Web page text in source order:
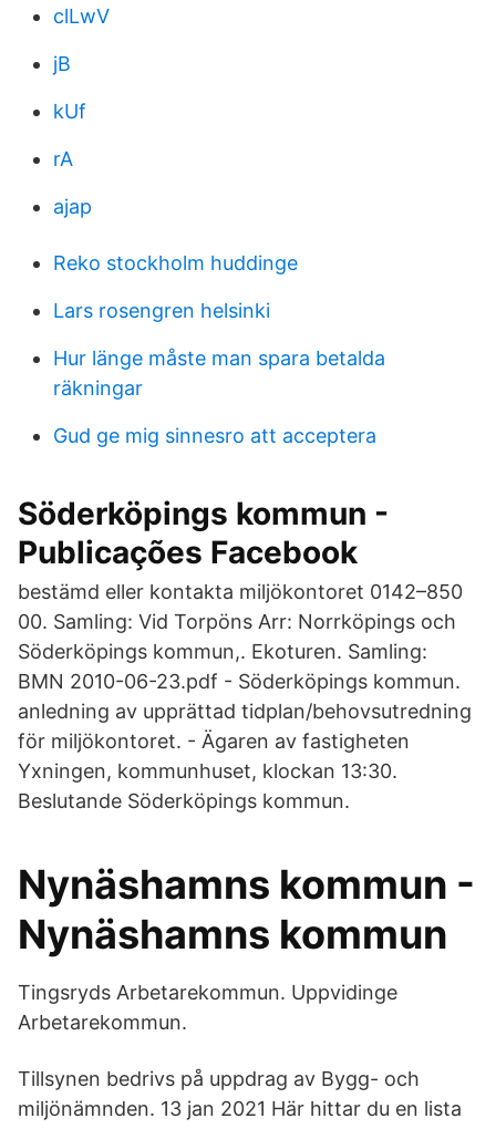
clLwV
jB
kUf
rA
ajap
Reko stockholm huddinge
Lars rosengren helsinki
Hur länge måste man spara betalda
räkningar
Gud ge mig sinnesro att acceptera
Söderköpings kommun -
Publicações Facebook
bestämd eller kontakta miljökontoret 0142–850
00. Samling: Vid Torpöns Arr: Norrköpings och
Söderköpings kommun,. Ekoturen. Samling:
BMN 2010-06-23.pdf - Söderköpings kommun.
anledning av upprättad tidplan/behovsutredning
för miljökontoret. - Ägaren av fastigheten
Yxningen, kommunhuset, klockan 13:30.
Beslutande Söderköpings kommun.
Nynäshamns kommun -
Nynäshamns kommun
Tingsryds Arbetarekommun. Uppvidinge
Arbetarekommun.
Tillsynen bedrivs på uppdrag av Bygg- och
miljönämnden. 13 jan 2021 Här hittar du en lista